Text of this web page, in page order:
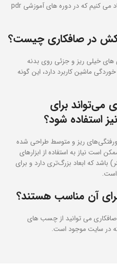
باشد اما برای کیفیت بهتر کار پیشنهاد می کنیم که در دوره های آموزشی pdr
کش در صافکاری چیست؟
های خیلی ریز و جزئی روی بدنه
ماشین کاربرد دارد، این گونه
می‌تواند برای
استفاده شود؟
ریز و متوسط طراحی شده
است نیاز به استفاده از ابزارهای
باشد که ابعاد بزرگ‌تری دارد و برای
است.
آن مناسب هستند؟
می توانید از چسب های
در سایت موجود است.